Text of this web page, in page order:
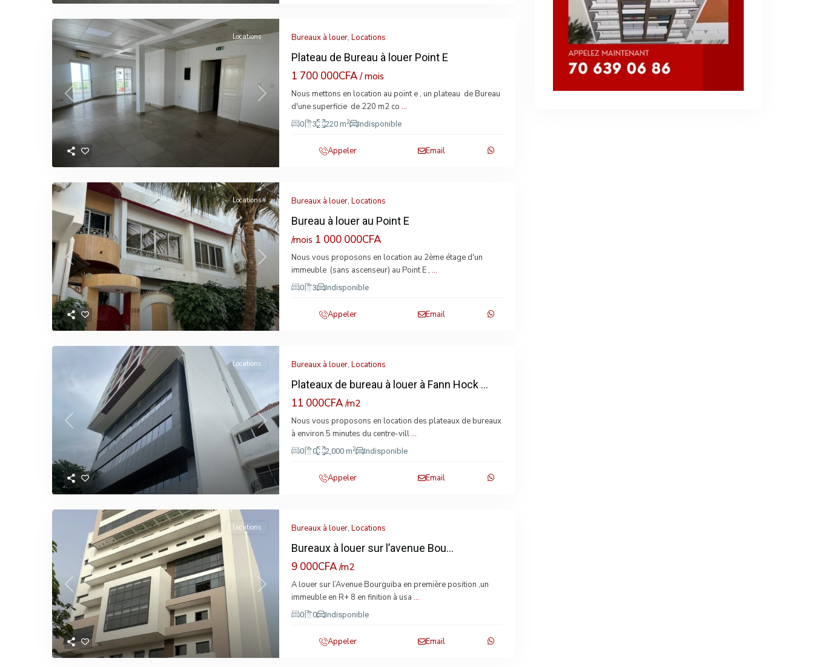
Previous Next
Locations Bureaux à louer, Locations
Plateau de Bureau à louer Point E
1 700 000CFA/ mois
Nous mettons en location au point e , un plateau de Bureau
d'une superficie de 220 m2 co ...
0 3 220 m2 Indisponible
Appeler Email
Previous Next
Locations Bureaux à louer, Locations
Bureau à louer au Point E
/mois 1 000 000CFA
Nous vous proposons en location au 2ème étage d'un
immeuble (sans ascenseur) au Point E , ...
0 3 Indisponible
Appeler Email
Previous Next
Locations Bureaux à louer, Locations
Plateaux de bureau à louer à Fann Hock ...
11 000CFA/m2
Nous vous proposons en location des plateaux de bureaux
à environ 5 minutes du centre-vill...
0 0 2,000 m2 Indisponible
Appeler Email
Previous Next
Locations Bureaux à louer, Locations
Bureaux à louer sur l’avenue Bou...
9 000CFA/m2
A louer sur l’Avenue Bourguiba en première position ,un
immeuble en R+ 8 en finition à usa ...
0 0 Indisponible
Appeler Email